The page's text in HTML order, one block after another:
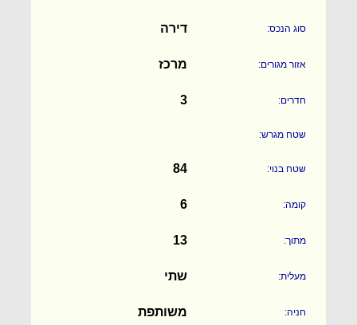
סוג הנכס: דירה
אזור מגורים: מרכז
חדרים: 3
שטח מגרש:
שטח בנוי: 84
קומה: 6
מתוך: 13
מעלית: שתי
חניה: משותפת